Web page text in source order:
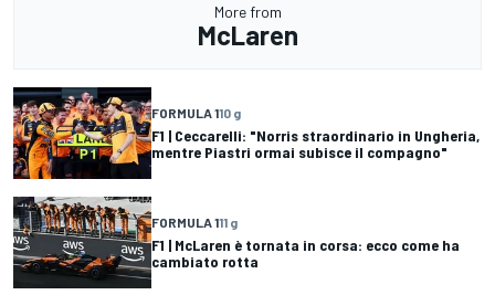
More from
McLaren
FORMULA 110 g
F1 | Ceccarelli: "Norris straordinario in Ungheria,
mentre Piastri ormai subisce il compagno"
FORMULA 111 g
F1 | McLaren è tornata in corsa: ecco come ha
cambiato rotta